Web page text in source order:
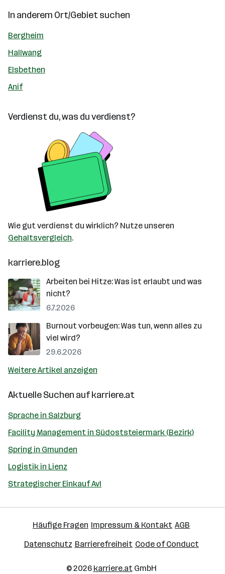
In anderem Ort/Gebiet suchen
Bergheim
Hallwang
Elsbethen
Anif
Verdienst du, was du verdienst?
Wie gut verdienst du wirklich? Nutze unseren
Gehaltsvergleich.
karriere.blog
Arbeiten bei Hitze: Was ist erlaubt und was
nicht?
6.7.2026
Burnout vorbeugen: Was tun, wenn alles zu
viel wird?
29.6.2026
Weitere Artikel anzeigen
Aktuelle Suchen aufkarriere.at
Sprache in Salzburg
Facility Management in Südoststeiermark (Bezirk)
Spring in Gmunden
Logistik in Lienz
Strategischer Einkauf Avl
Häufige Fragen Impressum & Kontakt AGB
Datenschutz Barrierefreiheit Code of Conduct
© 2026 karriere.atGmbH